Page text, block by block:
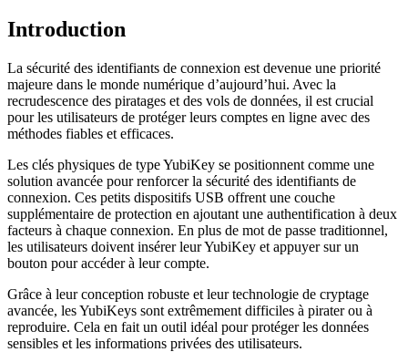
Introduction
La sécurité des identifiants de connexion est devenue une priorité
majeure dans le monde numérique d’aujourd’hui. Avec la
recrudescence des piratages et des vols de données, il est crucial
pour les utilisateurs de protéger leurs comptes en ligne avec des
méthodes fiables et efficaces.
Les clés physiques de type YubiKey se positionnent comme une
solution avancée pour renforcer la sécurité des identifiants de
connexion. Ces petits dispositifs USB offrent une couche
supplémentaire de protection en ajoutant une authentification à deux
facteurs à chaque connexion. En plus de mot de passe traditionnel,
les utilisateurs doivent insérer leur YubiKey et appuyer sur un
bouton pour accéder à leur compte.
Grâce à leur conception robuste et leur technologie de cryptage
avancée, les YubiKeys sont extrêmement difficiles à pirater ou à
reproduire. Cela en fait un outil idéal pour protéger les données
sensibles et les informations privées des utilisateurs.